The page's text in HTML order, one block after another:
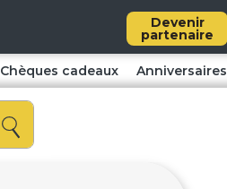
Devenir
partenaire
Chèques cadeaux Anniversaires